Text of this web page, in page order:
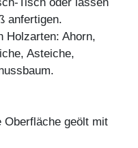
anfertigen.
Holzarten: Ahorn,
Asteiche,
Oberfläche geölt mit